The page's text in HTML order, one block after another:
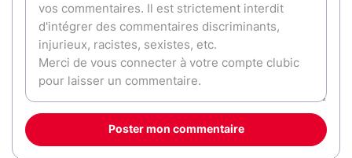
Poster mon commentaire